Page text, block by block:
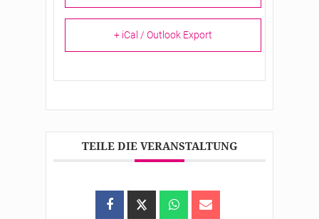
+ iCal / Outlook Export
TEILE DIE VERANSTALTUNG